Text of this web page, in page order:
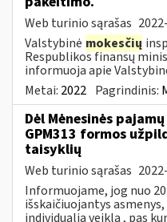
Web turinio sąrašas
Valstybinė mokesčių
Respublikos finansų
informuoja apie
Metai: 2022 Pagrindinis:
Dėl Mėnesinės
GPM313 formos
taisyklių
Web turinio sąrašas
Informuojame, jog nuo
išskaičiuojantys
individualią veiklą , pas